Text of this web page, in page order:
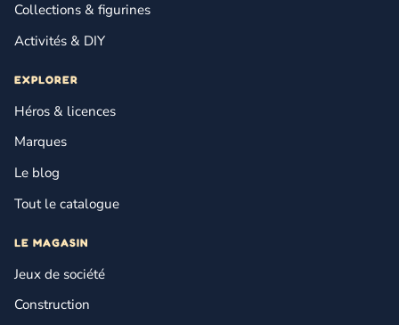
Collections & figurines
Activités & DIY
EXPLORER
Héros & licences
Marques
Le blog
Tout le catalogue
LE MAGASIN
Jeux de société
Construction